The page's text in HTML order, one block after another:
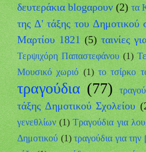
δευτεράκια blogαρουν (2) τα
της Δ' τάξης του Δημοτικού
Μαρτίου 1821 (5) ταινίες
Τερψιχόρη Παπαστεφάνου (1)
Μουσικό χωριό (1) το τσίρκο
τραγούδια (77)
τάξης Δημοτικού Σχολείου
γενεθλίων (1) Τραγούδια για
Δημοτικού (1) τραγούδια για